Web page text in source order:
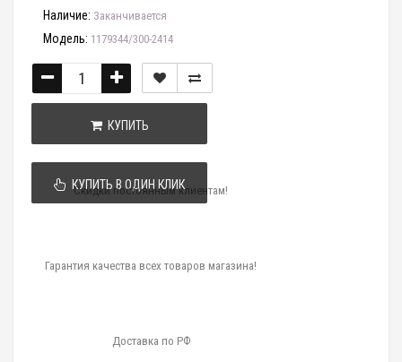
Наличие: Заканчивается
Модель: 1179344/300-2414
КУПИТЬ
КУПИТЬ В ОДИН КЛИК
Скидки постоянным клиентам!
Гарантия качества всех товаров магазина!
Доставка по РФ